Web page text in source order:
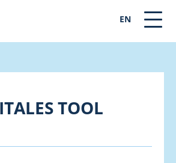
EN
TOOL